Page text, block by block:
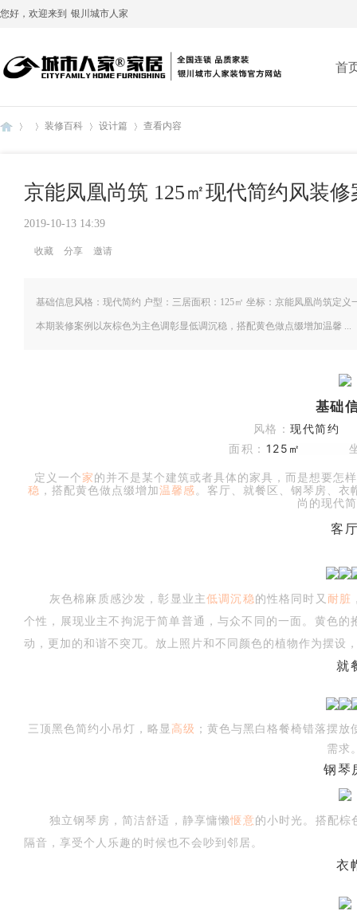
您好，欢迎来到 银川城市人家
首
›
装修百科
›
设计篇
›
查看内容
京能凤凰尚筑 125㎡现代简约风装
2019-10-13 14:39
收藏 分享 邀请
基础信息风格：现代简约 户型：三居面积：125㎡ 坐标：京能凤凰尚筑定
本期装修案例以灰棕色为主色调彰显低调沉稳，搭配黄色做点缀增加温馨 ...
基础
风格： 现代简
面积： 125 ㎡
定义一个家的并不是某个建筑或者具体的家具，而是想要怎
稳 ，搭配黄色做点缀增加温馨感。客厅、就餐区、钢琴房、
尚的现代
客
灰色棉麻质感沙发，彰显业主低调沉稳的性格同时又 耐脏
个性，展现业主不拘泥于简单普通，与众不同的一面。黄色
动，更加的和谐不突兀。放上照片和不同颜色的植物作为摆设
就
三顶黑色简约小吊灯，略显 高级 ；黄色与黑白格餐椅错落摆放
需求
钢琴
独立钢琴房，简洁舒适，静享慵懒惬意的小时光。搭配棕
隔音，享受个人乐趣的时候也不会吵到邻居。
衣